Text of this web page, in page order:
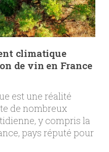
climatique
de vin en France
est une réalité
de nombreux
y compris la
pays réputé pour